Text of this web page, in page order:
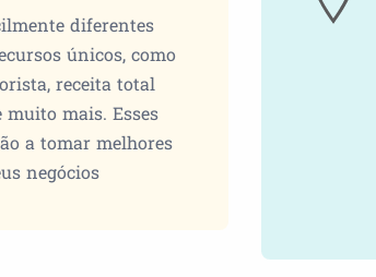
diferentes
únicos, como
receita total
muito mais. Esses
a tomar melhores
negócios